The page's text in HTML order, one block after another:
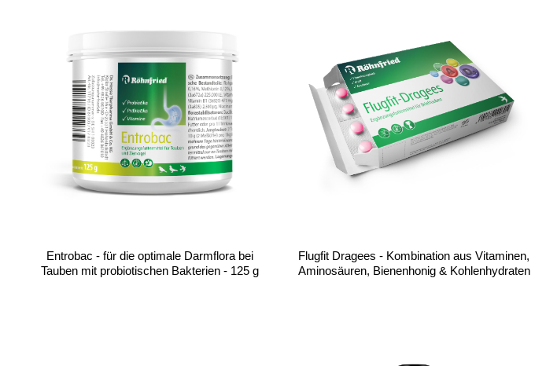
Entrobac - für die optimale Darmflora bei
Tauben mit probiotischen Bakterien - 125 g
Flugfit Dragees - Kombination aus Vitaminen,
Aminosäuren, Bienenhonig & Kohlenhydraten